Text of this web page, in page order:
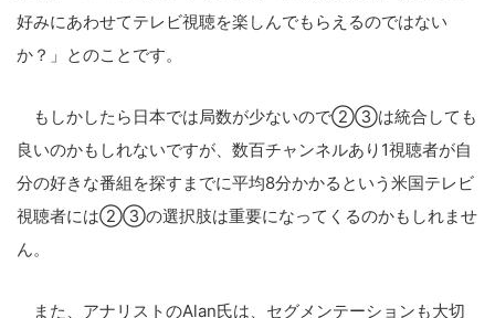
好みにあわせてテレビ視聴を楽しんでもらえるのではない
か？」とのことです。
もしかしたら日本では局数が少ないので②③は統合しても
良いのかもしれないですが、数百チャンネルあり1視聴者が自
分の好きな番組を探すまでに平均8分かかるという米国テレビ
視聴者には②③の選択肢は重要になってくるのかもしれませ
ん。
また、アナリストのAlan氏は、セグメンテーションも大切